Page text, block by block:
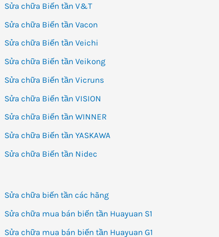
Sửa chữa Biến tần V&T
Sửa chữa Biến tần Vacon
Sửa chữa Biến tần Veichi
Sửa chữa Biến tần Veikong
Sửa chữa Biến tần Vicruns
Sửa chữa Biến tần VISION
Sửa chữa Biến tần WINNER
Sửa chữa Biến tần YASKAWA
Sửa chữa Biến tần Nidec
Sửa chữa biến tần các hãng
Sửa chữa mua bán biến tần Huayuan S1
Sửa chữa mua bán biến tần Huayuan G1